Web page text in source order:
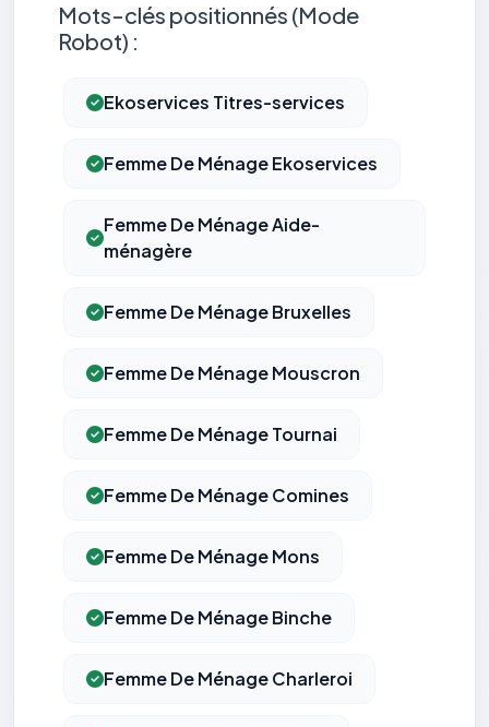
Mots-clés positionnés (Mode
Robot) :
Ekoservices Titres-services
Femme De Ménage Ekoservices
Femme De Ménage Aide-
ménagère
Femme De Ménage Bruxelles
Femme De Ménage Mouscron
Femme De Ménage Tournai
Femme De Ménage Comines
Femme De Ménage Mons
Femme De Ménage Binche
Femme De Ménage Charleroi